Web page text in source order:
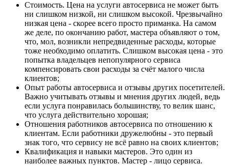
Стоимость. Цена на услуги автосервиса не может быть
ни слишком низкой, ни слишком высокой. Чрезвычайно
низкая цена - скорее всего просто приманка. На самом
же деле, по окончанию работ, мастера объявляют о том,
что, мол, возникли непредвиденные расходы, которые
тоже необходимо оплатить. Слишком высокая цена - это
попытка владельцев непопулярного сервиса
компенсировать свои расходы за счёт малого числа
клиентов;
Опыт работы автосервиса и отзывы других посетителей.
Важно учитывать отзывы и мнения других людей, ведь
если услуга понравилась большинству, то велик шанс,
что услуга действительно хорошая;
Отношения работников автосервиса по отношению к
клиентам. Если работники дружелюбны - это первый
знак того, что сервису не всё равно на своих клиентов;
Квалификация и навыки мастеров. Это один из
наиболее важных пунктов. Мастер - лицо сервиса.